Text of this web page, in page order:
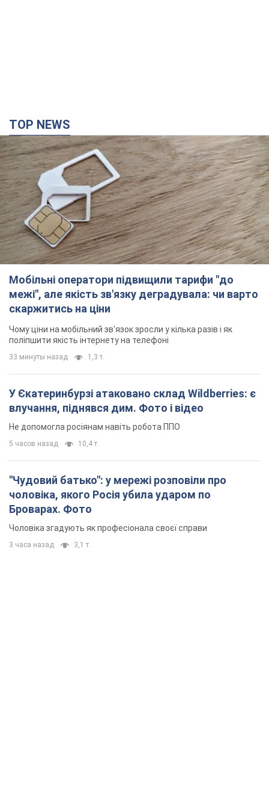
TOP NEWS
Мобільні оператори підвищили тарифи "до
межі", але якість зв'язку деградувала: чи варто
скаржитись на ціни
Чому ціни на мобільний зв'язок зросли у кілька разів і як
поліпшити якість інтернету на телефоні
33 минуты назад 1,3 т.
У Єкатеринбурзі атаковано склад Wildberries: є
влучання, піднявся дим. Фото і відео
Не допомогла росіянам навіть робота ППО
5 часов назад 10,4 т.
"Чудовий батько": у мережі розповіли про
чоловіка, якого Росія убила ударом по
Броварах. Фото
Чоловіка згадують як професіонала своєї справи
3 часа назад 3,1 т.